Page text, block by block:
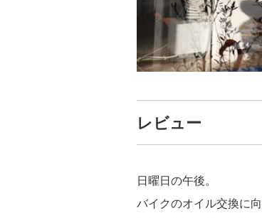
レビュー
日曜日の午後。
バイクのオイル交換に